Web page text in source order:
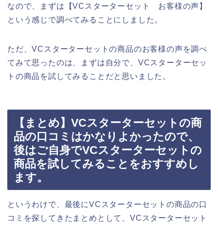
なので、まずは【VCスターターセット お客様の声】
という感じで調べてみることにしました。
ただ、VCスターターセットの商品のお客様の声を調べ
てみて思ったのは、まずは自分で、VCスターターセッ
トの商品を試してみることだと思いました。
【まとめ】VCスターターセットの商
品の口コミはかなりよかったので、
後はご自身でVCスターターセットの
商品を試してみることをおすすめし
ます。
というわけで、最後にVCスターターセットの商品の口
コミを探してきたまとめとして、VCスターターセット